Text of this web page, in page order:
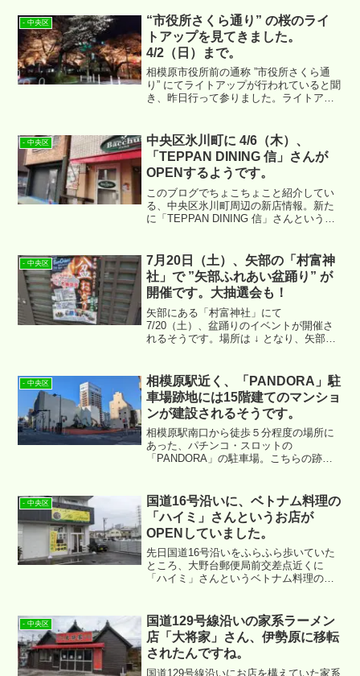
- 中央区
“市役所さくら通り” の桜のライ
トアップを見てきました。
4/2（日）まで。
相模原市役所前の通称 ”市役所さくら通
り” にてライトアップが行われていると聞
き、昨日行って参りました。ライトアッ
- 中央区
中央区氷川町に 4/6（木）、
「TEPPAN DINING 信」さんが
OPENするようです。
このブログでちょこちょこと紹介してい
る、中央区氷川町周辺の新店情報。新た
に「TEPPAN DINING 信」さんというお
- 中央区
7月20日（土）、矢部の「村富神
社」で ”矢部ふれあい盆踊り” が
開催です。大抽選会も！
矢部にある「村富神社」にて
7/20（土）、盆踊りのイベントが開催さ
れるそうです。場所は ↓ となり、矢部駅
- 中央区
相模原駅近く、「PANDORA」駐
車場跡地には15階建てのマンショ
ンが建設されるそうです。
相模原駅南口から徒歩５分程度の場所に
あった、パチンコ・スロットの
「PANDORA」の駐車場。こちらの跡地
- 中央区
国道16号沿いに、ベトナム料理の
「ハイミ」さんというお店が
OPENしていました。
先日国道16号沿いをふらふら歩いていた
ところ、大野台郵便局前交差点近くに
「ハイミ」さんというベトナム料理のお
のエリアになりますね。
- 中央区
国道129号線沿いの家系ラーメン
店「大将家」さん、伊勢原に移転
されたんですね。
国道129号線沿いにお店を構えていた家系